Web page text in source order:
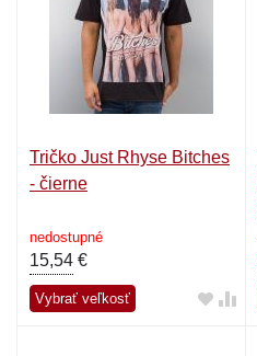
Tričko Just Rhyse Bitches
- čierne
nedostupné
15,54 €
Vybrať veľkosť